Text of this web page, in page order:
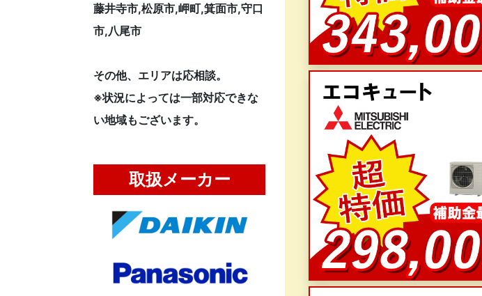
藤井寺市,松原市,岬町,箕面市,守口
市,八尾市
その他、エリアは応相談。
※状況によっては一部対応できな
い地域もございます。
取扱メーカー